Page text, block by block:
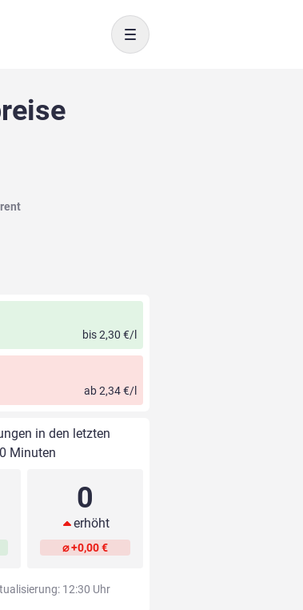
Toggle navigation
bis 2,30 €/l
ab 2,34 €/l
in den letzten
Minuten
0
erhöht
⌀ +0,00 €
12:30 Uhr